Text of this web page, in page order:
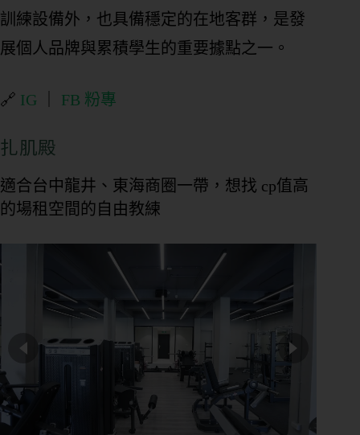
訓練設備外，也具備穩定的在地客群，是發
展個人品牌與累積學生的重要據點之一。
🔗 IG FB 粉專
扎肌殿
適合台中龍井、東海商圈一帶，想找 cp值高
的場租空間的自由教練
解
的
課
課
管